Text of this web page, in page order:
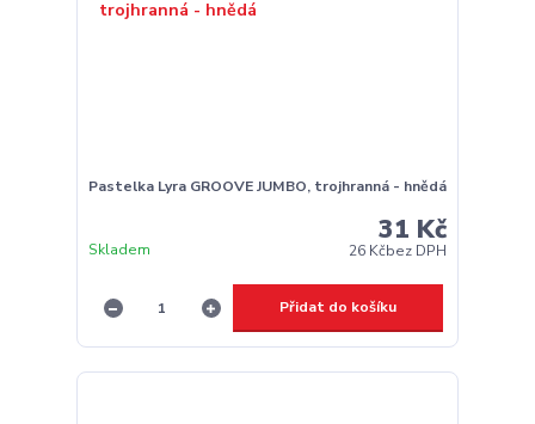
Pastelka Lyra GROOVE JUMBO, trojhranná - hnědá
31 Kč
26 Kčbez DPH
Skladem
Přidat do košíku